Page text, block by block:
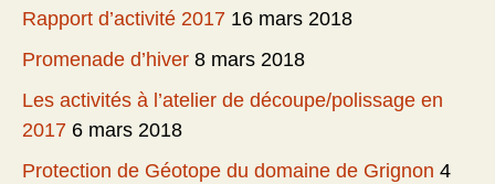
Rapport d’activité 2017 16 mars 2018
Promenade d’hiver 8 mars 2018
Les activités à l’atelier de découpe/polissage en
2017 6 mars 2018
Protection de Géotope du domaine de Grignon 4